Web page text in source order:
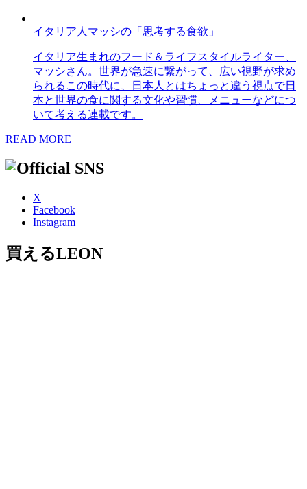
イタリア人マッシの「思考する食欲」
イタリア生まれのフード＆ライフスタイルライター、
マッシさん。世界が急速に繋がって、広い視野が求め
られるこの時代に、日本人とはちょっと違う視点で日
本と世界の食に関する文化や習慣、メニューなどにつ
いて考える連載です。
READ MORE
X
Facebook
Instagram
買えるLEON